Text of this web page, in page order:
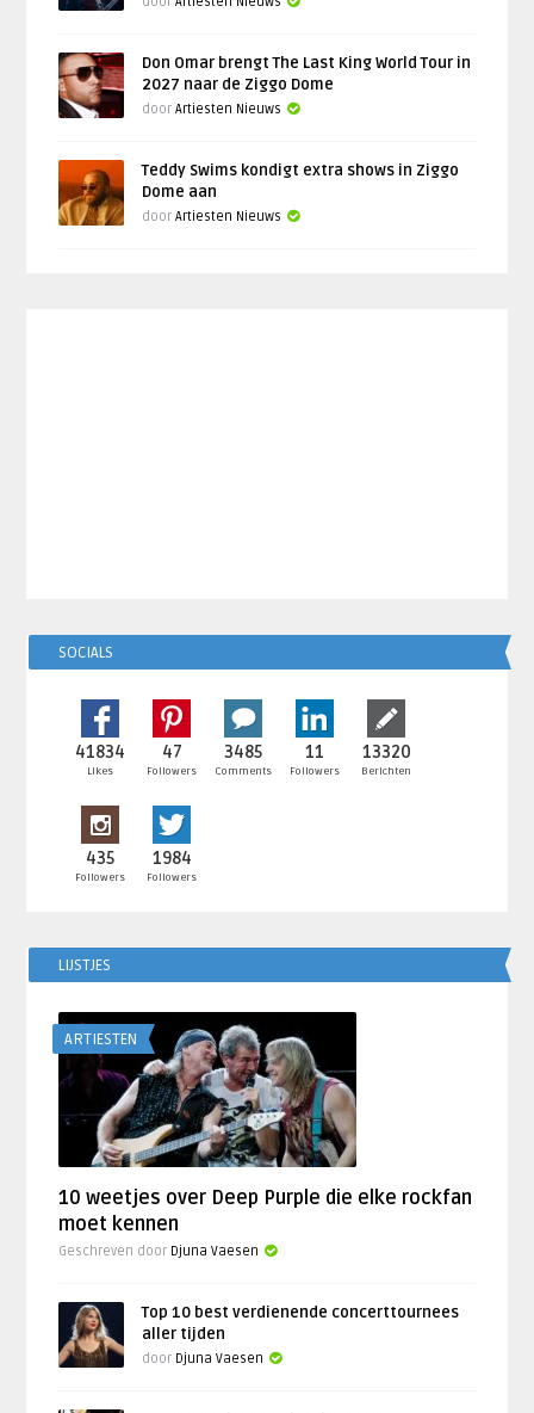
Don Omar brengt The Last King World Tour in
2027 naar de Ziggo Dome
doorArtiesten Nieuws
Teddy Swims kondigt extra shows in Ziggo
Dome aan
doorArtiesten Nieuws
SOCIALS
41834
Likes
47
Followers
3485
Comments
11
Followers
13320
Berichten
435
Followers
1984
Followers
LIJSTJES
ARTIESTEN
10 weetjes over Deep Purple die elke rockfan
moet kennen
Geschreven door Djuna Vaesen
Top 10 best verdienende concerttournees
aller tijden
door Djuna Vaesen